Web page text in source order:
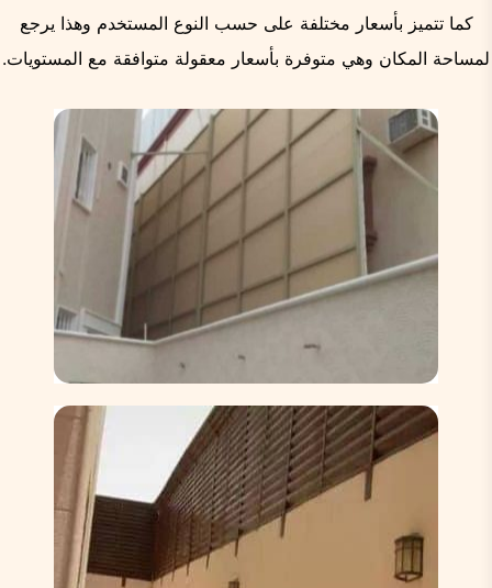
كما تتميز بأسعار مختلفة على حسب النوع المستخدم وهذا يرجع
لمساحة المكان وهي متوفرة بأسعار معقولة متوافقة مع المستويات.